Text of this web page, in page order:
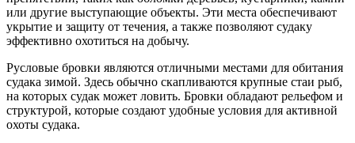
или другие выступающие объекты. Эти места обеспечивают
укрытие и защиту от течения, а также позволяют судаку
эффективно охотиться на добычу.
Русловые бровки являются отличными местами для обитания
судака зимой. Здесь обычно скапливаются крупные стаи рыб,
на которых судак может ловить. Бровки обладают рельефом и
структурой, которые создают удобные условия для активной
охоты судака.